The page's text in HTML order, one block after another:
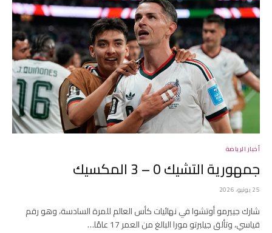
أخبار الرياضة
جمهورية التشيك 0 – 3 المكسيك
25 يونيو، 2026
شارك جييرمو أوتشوا في نهائيات كأس العالم للمرة السادسة، وهو رقم
قياسي، وتألق جيلبرتو مورا البالغ من العمر 17 عامًا…